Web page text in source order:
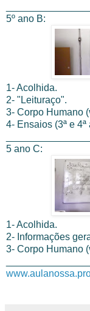
5º ano B:
1- Acolhida.
2- "Leituraço".
3- Corpo Humano
4- Ensaios (3ª e
5 ano C:
1- Acolhida.
2- Informações
3- Corpo Humano